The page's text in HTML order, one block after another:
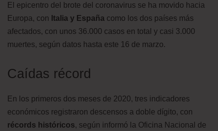
El epicentro del brote del coronavirus se ha movido hacia
Europa, con Italia y España como los dos países más
afectados, con unos 36.000 casos en total y casi 3.000
muertes, según datos hasta este 16 de marzo.
Caídas récord
En los primeros dos meses de 2020, tres indicadores
económicos registraron descensos a doble dígito, con
récords históricos, según informó la Oficina Nacional de